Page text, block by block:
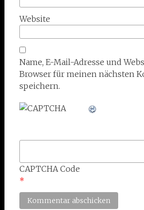
Website
Name, E-Mail-Adresse und
Browser für meinen nächsten
speichern.
CAPTCHA Code
*